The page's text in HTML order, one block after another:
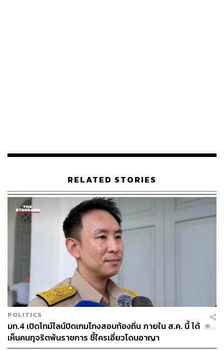
RELATED STORIES
POLITICS
มท.4 เปิดไทม์ไลน์ปิดเกมโกงสอบท้องถิ่น ภายใน ส.ค. นี้ ได้
เห็นคนทุจริตพ้นราชการ ชี้ใครเอี่ยวโดนอาญา
...